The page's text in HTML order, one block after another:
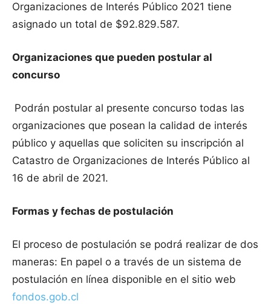
Organizaciones de Interés Público 2021 tiene
asignado un total de $92.829.587.
Organizaciones que pueden postular al
concurso
Podrán postular al presente concurso todas las
organizaciones que posean la calidad de interés
público y aquellas que soliciten su inscripción al
Catastro de Organizaciones de Interés Público al
16 de abril de 2021.
Formas y fechas de postulación
El proceso de postulación se podrá realizar de dos
maneras: En papel o a través de un sistema de
postulación en línea disponible en el sitio web
fondos.gob.cl